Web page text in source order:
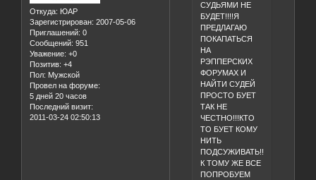
Откуда: ЮАР
Зарегистрирован: 2007-05-06
Приглашений: 0
Сообщений: 951
Уважение: +0
Позитив: +4
Пол: Мужской
Провел на форуме:
5 дней 20 часов
Последний визит:
2011-03-24 02:50:13
СУДЬЯМИ НЕ
БУДЕТ!!!!Я
ПРЕДЛАГАЮ
ПОКАПАТЬСЯ
НА
РЭППЕРСКИХ
ФОРУМАХ И
НАЙТИ СУДЕЙ
ПРОСТО БУЕТ
ТАК НЕ
ЧЕСТНО!!!КТО
ТО БУЕТ КОМУ
НИТЬ
ПОДСУЖИВАТЬ!!!
К ТОМУ ЖЕ ВСЕ
ПОПРОБУЕМ